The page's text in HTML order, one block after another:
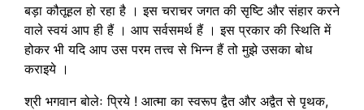
बड़ा कौतूहल हो रहा है । इस चराचर जगत की सृष्टि और संहार करने
वाले स्वयं आप ही हैं । आप सर्वसमर्थ हैं । इस प्रकार की स्थिति में
होकर भी यदि आप उस परम तत्त्व से भिन्न हैं तो मुझे उसका बोध
कराइये ।
श्री भगवान बोलेः प्रिये ! आत्मा का स्वरूप द्वैत और अद्वैत से पृथक,